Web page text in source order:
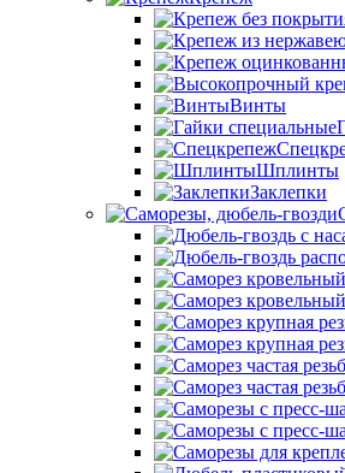
Винты
Шплинты
Заклепки